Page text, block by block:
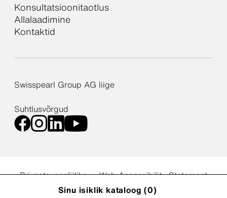
Sinu isiklik kataloog (0)
Konsultatsioonitaotlus
Allalaadimine
Kontaktid
Swisspearl Group AG liige
Suhtlusvõrgud
Privaatsuspoliitika
Web Accessibility Statement
Küpsiste seaded